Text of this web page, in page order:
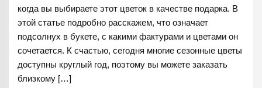
когда вы выбираете этот цветок в качестве подарка. В
этой статье подробно расскажем, что означает
подсолнух в букете, с какими фактурами и цветами он
сочетается. К счастью, сегодня многие сезонные цветы
доступны круглый год, поэтому вы можете заказать
близкому […]